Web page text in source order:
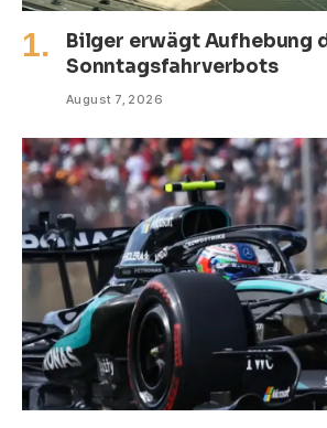
Bilger erwägt Aufhebung
Sonntagsfahrverbots
August 7, 2026